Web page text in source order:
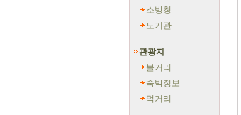
소방청
도기관
관광지
볼거리
숙박정보
먹거리